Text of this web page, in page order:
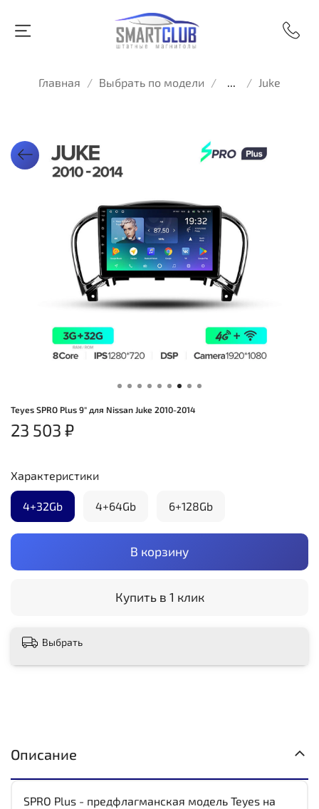
Главная Выбрать по модели ... Juke
Teyes SPRO Plus 9" для Nissan Juke 2010-2014
23 503 ₽
В корзину
Купить в 1 клик
Характеристики
4+32Gb 4+64Gb 6+128Gb
Выбрать
Описание
SPRO Plus - предфлагманская модель Teyes на